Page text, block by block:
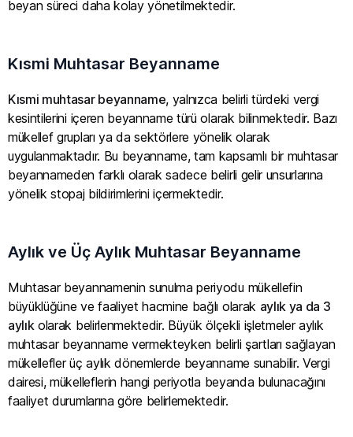
beyan süreci daha kolay yönetilmektedir.
Kısmi Muhtasar Beyanname
Kısmi muhtasar beyanname, yalnızca belirli türdeki vergi
kesintilerini içeren beyanname türü olarak bilinmektedir. Bazı
mükellef grupları ya da sektörlere yönelik olarak
uygulanmaktadır. Bu beyanname, tam kapsamlı bir muhtasar
beyannameden farklı olarak sadece belirli gelir unsurlarına
yönelik stopaj bildirimlerini içermektedir.
Aylık ve Üç Aylık Muhtasar Beyanname
Muhtasar beyannamenin sunulma periyodu mükellefin
büyüklüğüne ve faaliyet hacmine bağlı olarak aylık ya da 3
aylıkolarak belirlenmektedir. Büyük ölçekli işletmeler aylık
muhtasar beyanname vermekteyken belirli şartları sağlayan
mükellefler üç aylık dönemlerde beyanname sunabilir. Vergi
dairesi, mükelleflerin hangi periyotla beyanda bulunacağını
faaliyet durumlarına göre belirlemektedir.